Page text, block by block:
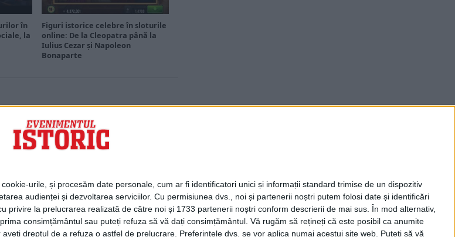
urile, și procesăm date personale, cum ar fi identificatori unici și informații standard trimise de un dispozitiv
audienței și dezvoltarea serviciilor. Cu permisiunea dvs., noi și partenerii noștri putem folosi date și identificări
la prelucrarea realizată de către noi și 1733 partenerii noștri conform descrierii de mai sus. În mod alternativ,
consimțământul sau puteți refuza să vă dați consimțământul. Vă rugăm să rețineți că este posibil ca anumite
dreptul de a refuza o astfel de prelucrare. Preferințele dvs. se vor aplica numai acestui site web. Puteți să vă
în
la
Figuri istorice celebre în sloturile
online: De la Cleopatra până la
Iulius Cezar și Napoleon
Bonaparte